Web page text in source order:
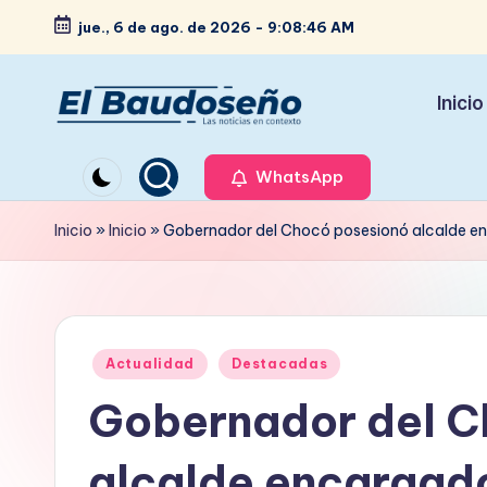
Saltar
contenido
jue., 6 de ago. de 2026 - 9:08:47 AM
e
ri
d
noticias
en
contexto
Inicio
WhatsApp
Inicio »Inicio »Gobernador del Chocó posesionó alcalde
Publicado
Actualidad Destacadas
Gobernador del